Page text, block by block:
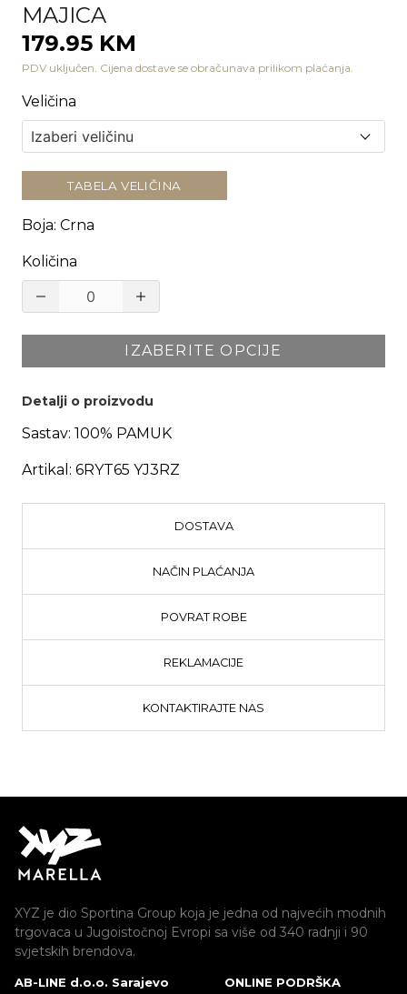
MAJICA
179.95 KM
PDV uključen. Cijena dostave se obračunava prilikom plaćanja.
Veličina
TABELA VELIČINA
Boja: Crna
Količina
IZABERITE OPCIJE
Detalji o proizvodu
Sastav: 100% PAMUK
Artikal: 6RYT65 YJ3RZ
DOSTAVA
NAČIN PLAĆANJA
POVRAT ROBE
REKLAMACIJE
KONTAKTIRAJTE NAS
XYZ je dio Sportina Group koja je jedna od najvećih modnih
trgovaca u Jugoistočnoj Evropi sa više od 340 radnji i 90
svjetskih brendova.
AB-LINE d.o.o. Sarajevo
ONLINE PODRŠKA